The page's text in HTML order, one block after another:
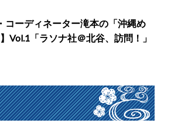
コーディネーター滝本の「沖縄め
Vol.1「ラソナ社＠北谷、訪問！」